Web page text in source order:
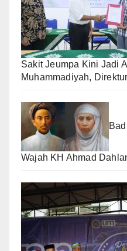
Sakit Jeumpa Kini Jadi
Muhammadiyah,
Wajah KH Ahmad